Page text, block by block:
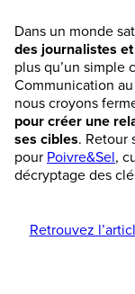
Dans un monde
des journalistes
plus qu’un simple
Communication
nous croyons
pour créer une
ses cibles. Retour
pour Poivre&Sel,
décryptage des
Retrouvez